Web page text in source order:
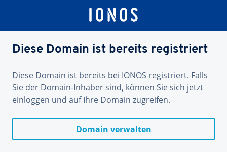
Diese Domain ist bereits registriert
Diese Domain ist bereits bei IONOS registriert. Falls
Sie der Domain-Inhaber sind, können Sie sich jetzt
einloggen und auf Ihre Domain zugreifen.
Domain verwalten